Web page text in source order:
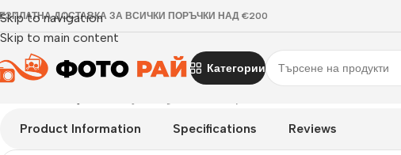
Skip to navigation
Skip to main content
ДОСТАВКА ЗА ВСИЧКИ ПОРЪЧКИ НАД €200
Категории
Product Information Specifications Reviews